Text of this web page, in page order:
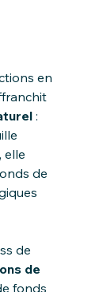
en
:
elle
de
de
de
fonds